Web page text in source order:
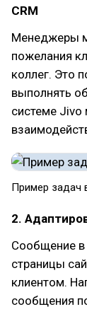
CRM
Менеджеры
пожелания
коллег. Это
выполнять
системе Jivo
Пример задач
2.
Сообщение в
страницы
клиентом.
сообщения